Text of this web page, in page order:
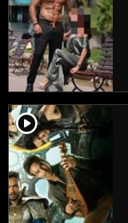
player2